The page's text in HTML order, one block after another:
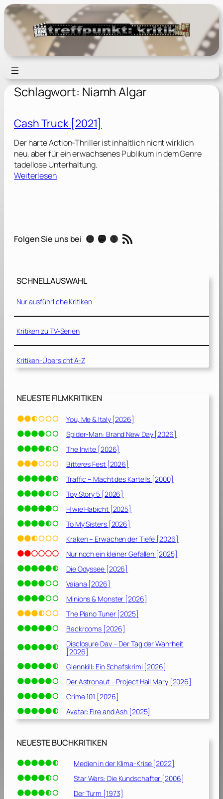
Zum
Inhalt
springen
Schlagwort: Niamh Algar
Cash Truck [2021]
Der harte Action-Thriller ist inhaltlich nicht wirklich
neu, aber für ein erwachsenes Publikum in dem Genre
tadellose Unterhaltung.
Weiterlesen:
r
[
0
2
1
Folgen Sie uns bei Instagram Mastodon Threads RSS-Feed
SCHNELLAUSWAHL
Nur ausführliche Kritiken
Kritiken zu TV-Serien
Kritiken-Übersicht A-Z
NEUESTE FILMKRITIKEN
You, Me & Italy [2026]
Spider-Man: Brand New Day [2026]
The Invite [2026]
Bitteres Fest [2026]
Traffic – Macht des Kartells [2000]
Toy Story 5 [2026]
H wie Habicht [2025]
To My Sisters [2026]
Kraken – Erwachen der Tiefe [2026]
Nur noch ein kleiner Gefallen [2025]
Die Odyssee [2026]
Vaiana [2026]
Minions & Monster [2026]
The Piano Tuner [2025]
Backrooms [2026]
Disclosure Day – Der Tag der Wahrheit
[2026]
Glennkill: Ein Schafskrimi [2026]
Der Astronaut – Project Hail Mary [2026]
Crime 101 [2026]
Avatar: Fire and Ash [2025]
NEUESTE BUCHKRITIKEN
Medien in der Klima-Krise [2022]
Star Wars: Die Kundschafter [2006]
Der Turm [1973]